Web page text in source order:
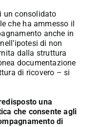
un consolidato
che ha ammesso il
anche in
di non
dalla struttura
documentazione
di ricovero – si
una
che consente agli
di